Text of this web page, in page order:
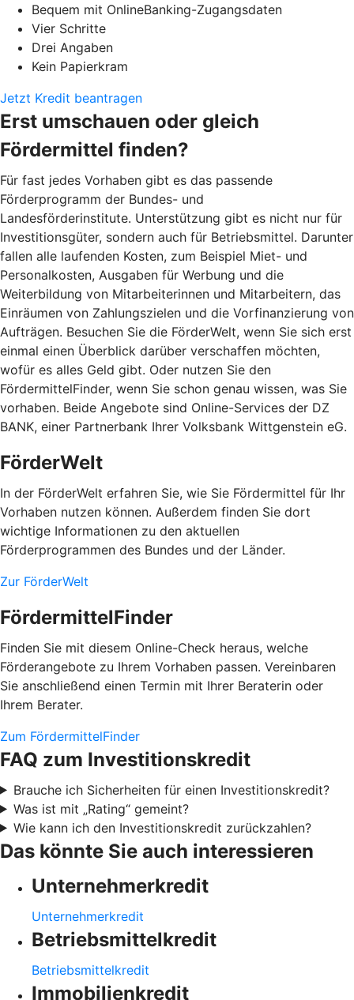
Bequem mit OnlineBanking-Zugangsdaten
Vier Schritte
Drei Angaben
Kein Papierkram
Jetzt Kredit beantragen
Erst umschauen oder gleich
Fördermittel finden?
Für fast jedes Vorhaben gibt es das passende
Förderprogramm der Bundes- und
Landesförderinstitute. Unterstützung gibt es nicht nur für
Investitionsgüter, sondern auch für Betriebsmittel. Darunter
fallen alle laufenden Kosten, zum Beispiel Miet- und
Personalkosten, Ausgaben für Werbung und die
Weiterbildung von Mitarbeiterinnen und Mitarbeitern, das
Einräumen von Zahlungszielen und die Vorfinanzierung von
Aufträgen. Besuchen Sie die FörderWelt, wenn Sie sich erst
einmal einen Überblick darüber verschaffen möchten,
wofür es alles Geld gibt. Oder nutzen Sie den
FördermittelFinder, wenn Sie schon genau wissen, was Sie
vorhaben. Beide Angebote sind Online-Services der DZ
BANK, einer Partnerbank Ihrer Volksbank Wittgenstein eG.
FörderWelt
In der FörderWelt erfahren Sie, wie Sie Fördermittel für Ihr
Vorhaben nutzen können. Außerdem finden Sie dort
wichtige Informationen zu den aktuellen
Förderprogrammen des Bundes und der Länder.
Zur FörderWelt
FördermittelFinder
Finden Sie mit diesem Online-Check heraus, welche
Förderangebote zu Ihrem Vorhaben passen. Vereinbaren
Sie anschließend einen Termin mit Ihrer Beraterin oder
Ihrem Berater.
Zum FördermittelFinder
FAQ zum Investitionskredit
Brauche ich Sicherheiten für einen Investitionskredit?
Was ist mit „Rating“ gemeint?
Wie kann ich den Investitionskredit zurückzahlen?
Das könnte Sie auch interessieren
Unternehmerkredit
Unternehmerkredit
Betriebsmittelkredit
Betriebsmittelkredit
Immobilienkredit